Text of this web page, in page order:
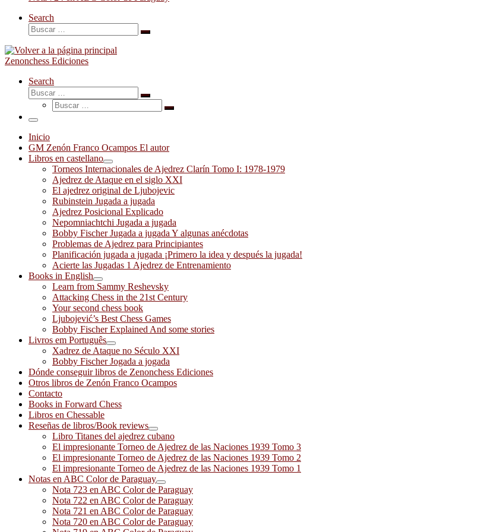
Search
Buscar
Buscar
Zenonchess Ediciones
Search
Buscar
Buscar
Buscar
Buscar
Menú
Inicio
GM Zenón Franco Ocampos El autor
Libros en castellano
Torneos Internacionales de Ajedrez Clarín Tomo I: 1978-1979
Ajedrez de Ataque en el siglo XXI
El ajedrez original de Ljubojevic
Rubinstein Jugada a jugada
Ajedrez Posicional Explicado
Nepomniachtchi Jugada a jugada
Bobby Fischer Jugada a jugada Y algunas anécdotas
Problemas de Ajedrez para Principiantes
Planificación jugada a jugada ¡Primero la idea y después la jugada!
Acierte las Jugadas 1 Ajedrez de Entrenamiento
Books in English
Learn from Sammy Reshevsky
Attacking Chess in the 21st Century
Your second chess book
Ljubojević’s Best Chess Games
Bobby Fischer Explained And some stories
Livros em Português
Xadrez de Ataque no Século XXI
Bobby Fischer Jogada a jogada
Dónde conseguir libros de Zenonchess Ediciones
Otros libros de Zenón Franco Ocampos
Contacto
Books in Forward Chess
Libros en Chessable
Reseñas de libros/Book reviews
Libro Titanes del ajedrez cubano
El impresionante Torneo de Ajedrez de las Naciones 1939 Tomo 3
El impresionante Torneo de Ajedrez de las Naciones 1939 Tomo 2
El impresionante Torneo de Ajedrez de las Naciones 1939 Tomo 1
Notas en ABC Color de Paraguay
Nota 723 en ABC Color de Paraguay
Nota 722 en ABC Color de Paraguay
Nota 721 en ABC Color de Paraguay
Nota 720 en ABC Color de Paraguay